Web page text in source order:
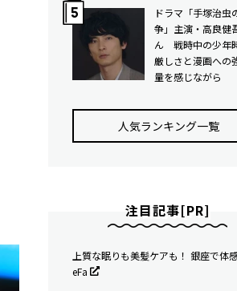
ドラマ「手塚治虫
争」主演・高良健
ん 戦時中の少年
厳しさと漫画への
量を感じながら
人気ランキング⼀覧
注目記事[PR]
上質な眠りも美髪ケアも！ 銀座で体
eFa